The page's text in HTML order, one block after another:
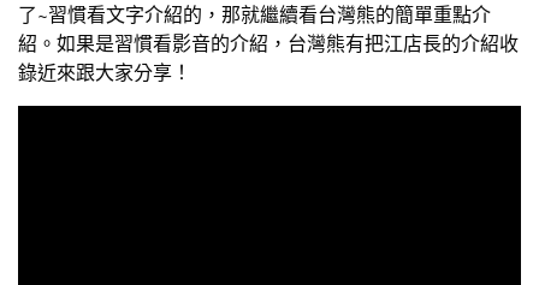
了~習慣看文字介紹的，那就繼續看台灣熊的簡單重點介
紹。如果是習慣看影音的介紹，台灣熊有把江店長的介紹收
錄近來跟大家分享！